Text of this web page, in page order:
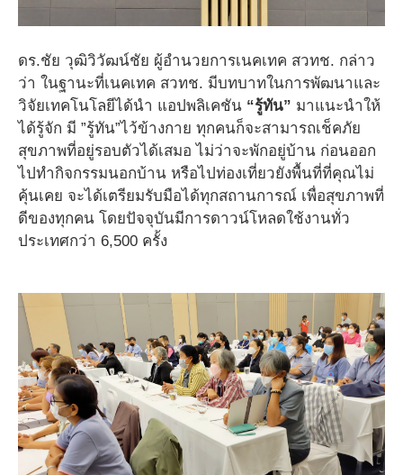
ดร.ชัย วุฒิวิวัฒน์ชัย ผู้อำนวยการเนคเทค สวทช. กล่าว
ว่า ในฐานะที่เนคเทค สวทช. มีบทบาทในการพัฒนาและ
วิจัยเทคโนโลยีได้นำ แอปพลิเคชัน “รู้ทัน” มาแนะนำให้
ได้รู้จัก มี ”รู้ทัน”ไว้ข้างกาย ทุกคนก็จะสามารถเช็คภัย
สุขภาพที่อยู่รอบตัวได้เสมอ ไม่ว่าจะพักอยู่บ้าน ก่อนออก
ไปทำกิจกรรมนอกบ้าน หรือไปท่องเที่ยวยังพื้นที่ที่คุณไม่
คุ้นเคย จะได้เตรียมรับมือได้ทุกสถานการณ์ เพื่อสุขภาพที่
ดีของทุกคน โดยปัจจุบันมีการดาวน์โหลดใช้งานทั่ว
ประเทศกว่า 6,500 ครั้ง